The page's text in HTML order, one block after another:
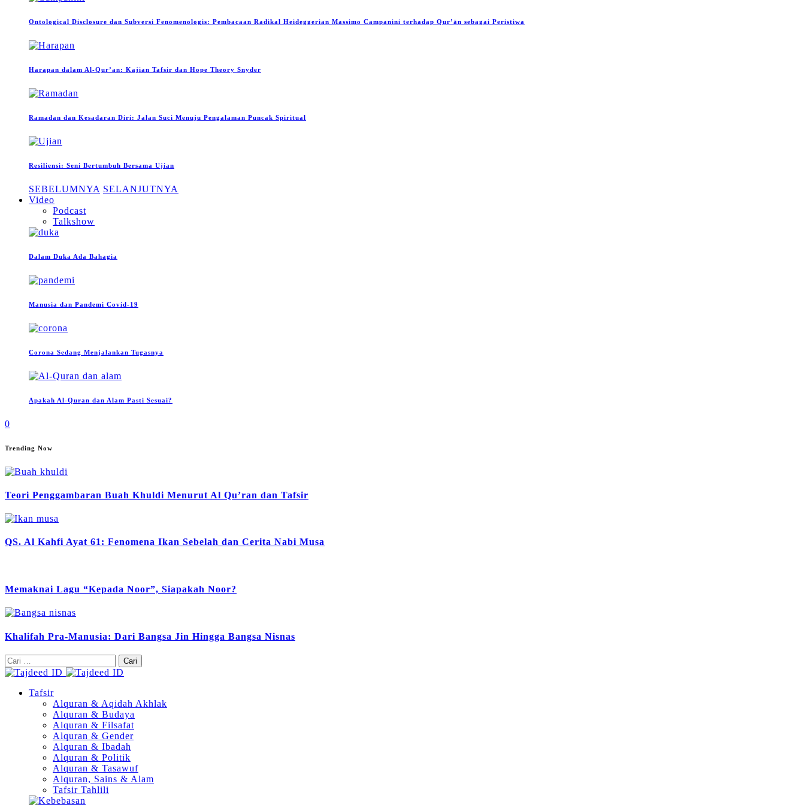
Ontological Disclosure dan Subversi Fenomenologis: Pembacaan Radikal Heideggerian Massimo Campanini terhadap Qur’ān sebagai Peristiwa
Harapan dalam Al-Qur’an: Kajian Tafsir dan Hope Theory Snyder
Ramadan dan Kesadaran Diri: Jalan Suci Menuju Pengalaman Puncak Spiritual
Resiliensi: Seni Bertumbuh Bersama Ujian
SEBELUMNYA SELANJUTNYA
Video
Podcast
Talkshow
Dalam Duka Ada Bahagia
Manusia dan Pandemi Covid-19
Corona Sedang Menjalankan Tugasnya
Apakah Al-Quran dan Alam Pasti Sesuai?
0
Trending Now
Teori Penggambaran Buah Khuldi Menurut Al Qu’ran dan Tafsir
QS. Al Kahfi Ayat 61: Fenomena Ikan Sebelah dan Cerita Nabi Musa
Memaknai Lagu “Kepada Noor”, Siapakah Noor?
Khalifah Pra-Manusia: Dari Bangsa Jin Hingga Bangsa Nisnas
Cari
untuk:
Tafsir
Alquran & Aqidah Akhlak
Alquran & Budaya
Alquran & Filsafat
Alquran & Gender
Alquran & Ibadah
Alquran & Politik
Alquran & Tasawuf
Alquran, Sains & Alam
Tafsir Tahlili